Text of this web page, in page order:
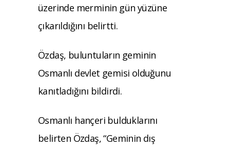
üzerinde merminin gün yüzüne
çıkarıldığını belirtti.
Özdaş, buluntuların geminin
Osmanlı devlet gemisi olduğunu
kanıtladığını bildirdi.
Osmanlı hançeri bulduklarını
belirten Özdaş, “Geminin dış